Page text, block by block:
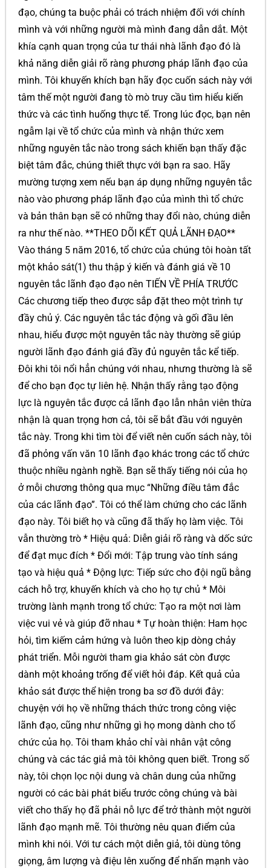
đạo, chúng ta buộc phải có trách nhiệm đối với chính
mình và với những người mà mình đang dẫn dắt. Một
khía cạnh quan trọng của tư thái nhà lãnh đạo đó là
khả năng diễn giải rõ ràng phương pháp lãnh đạo của
mình. Tôi khuyến khích bạn hãy đọc cuốn sách này với
tâm thế một người đang tò mò truy cầu tìm hiểu kiến
thức và các tình huống thực tế. Trong lúc đọc, bạn nên
ngẫm lại về tổ chức của mình và nhận thức xem
những nguyên tắc nào trong sách khiến bạn thấy đặc
biệt tâm đắc, chúng thiết thực với bạn ra sao. Hãy
mường tượng xem nếu bạn áp dụng những nguyên tắc
nào vào phương pháp lãnh đạo của mình thì tổ chức
và bản thân bạn sẽ có những thay đổi nào, chúng diễn
ra như thế nào. **THEO DÕI KẾT QUẢ LÃNH ĐẠO**
Vào tháng 5 năm 2016, tổ chức của chúng tôi hoàn tất
một khảo sát(1) thu thập ý kiến và đánh giá về 10
nguyên tắc lãnh đạo đạo nên TIẾN VỀ PHÍA TRƯỚC
Các chương tiếp theo được sắp đặt theo một trình tự
đầy chủ ý. Các nguyên tắc tác động và gối đầu lên
nhau, hiểu được một nguyên tắc này thường sẽ giúp
người lãnh đạo đánh giá đầy đủ nguyên tắc kể tiếp.
Đôi khi tôi nổi hẳn chúng với nhau, nhưng thường là sẽ
để cho bạn đọc tự liên hệ. Nhận thấy rằng tạo động
lực là nguyên tắc được cả lãnh đạo lẫn nhân viên thừa
nhận là quan trọng hơn cả, tôi sẽ bắt đầu với nguyên
tắc này. Trong khi tìm tòi để viết nên cuốn sách này, tôi
đã phỏng vấn văn 10 lãnh đạo khác trong các tổ chức
thuộc nhiều ngành nghề. Bạn sẽ thấy tiếng nói của họ
ở mỗi chương thông qua mục “Những điều tâm đắc
của các lãnh đạo”. Tôi có thể làm chứng cho các lãnh
đạo này. Tôi biết họ và cũng đã thấy họ làm việc. Tôi
vẫn thường trò * Hiệu quả: Diễn giải rõ ràng và dốc sức
để đạt mục đích * Đổi mới: Tập trung vào tính sáng
tạo và hiệu quả * Động lực: Tiếp sức cho đội ngũ bằng
cách hỗ trợ, khuyến khích và cho họ tự chủ * Môi
trường lành mạnh trong tổ chức: Tạo ra một nơi làm
việc vui vẻ và giúp đỡ nhau * Tự hoàn thiện: Ham học
hỏi, tìm kiếm cảm hứng và luôn theo kịp dòng chảy
phát triển. Mỗi người tham gia khảo sát còn được
dành một khoảng trống để viết hỏi đáp. Kết quả của
khảo sát được thể hiện trong ba sơ đồ dưới đây:
chuyện với họ về những thách thức trong công việc
lãnh đạo, cũng như những gì họ mong dành cho tổ
chức của họ. Tôi tham khảo chỉ vài nhân vật công
chúng và các tác giả mà tôi không quen biết. Trong số
này, tôi chọn lọc nội dung và chân dung của những
người có các bài phát biểu trước công chúng và bài
viết cho thấy họ đã phải nỗ lực để trở thành một người
lãnh đạo mạnh mẽ. Tôi thường nêu quan điểm của
mình khi nói. Với tư cách một diễn giả, tôi dùng tông
giọng, âm lượng và điệu lên xuống để nhấn mạnh vào